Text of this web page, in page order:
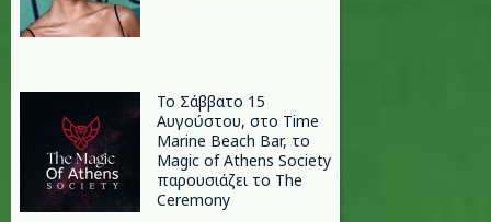
Το Σάββατο 15
Αυγούστου, στο Time
Marine Beach Bar, το
Magic of Athens Society
παρουσιάζει το The
Ceremony